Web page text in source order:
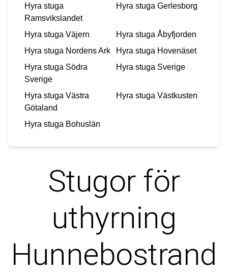
Hyra stuga
Ramsvikslandet
Hyra stuga Gerlesborg
Hyra stuga Väjern Hyra stuga Åbyfjorden
Hyra stuga Nordens Ark Hyra stuga Hovenäset
Hyra stuga Södra
Sverige
Hyra stuga Sverige
Hyra stuga Västra
Götaland
Hyra stuga Västkusten
Hyra stuga Bohuslän
Stugor för
uthyrning
Hunnebostrand